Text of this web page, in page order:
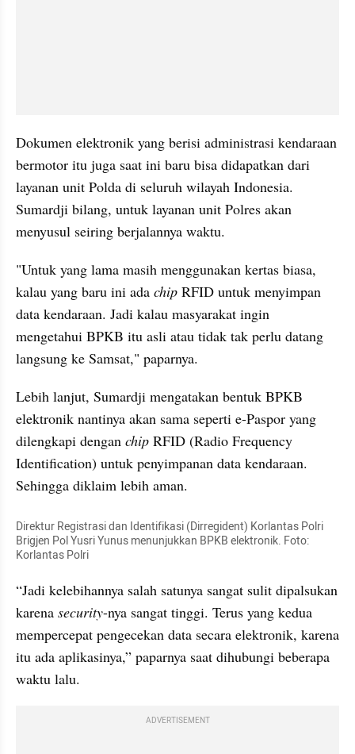
Dokumen elektronik yang berisi administrasi kendaraan
bermotor itu juga saat ini baru bisa didapatkan dari
layanan unit Polda di seluruh wilayah Indonesia.
Sumardji bilang, untuk layanan unit Polres akan
menyusul seiring berjalannya waktu.
"Untuk yang lama masih menggunakan kertas biasa,
kalau yang baru ini ada chip RFID untuk menyimpan
data kendaraan. Jadi kalau masyarakat ingin
mengetahui BPKB itu asli atau tidak tak perlu datang
langsung ke Samsat," paparnya.
Lebih lanjut, Sumardji mengatakan bentuk BPKB
elektronik nantinya akan sama seperti e-Paspor yang
dilengkapi dengan chip RFID (Radio Frequency
Identification) untuk penyimpanan data kendaraan.
Sehingga diklaim lebih aman.
Direktur Registrasi dan Identifikasi (Dirregident) Korlantas Polri
Brigjen Pol Yusri Yunus menunjukkan BPKB elektronik. Foto:
Korlantas Polri
“Jadi kelebihannya salah satunya sangat sulit dipalsukan
karena security-nya sangat tinggi. Terus yang kedua
mempercepat pengecekan data secara elektronik, karena
itu ada aplikasinya,” paparnya saat dihubungi beberapa
waktu lalu.
ADVERTISEMENT